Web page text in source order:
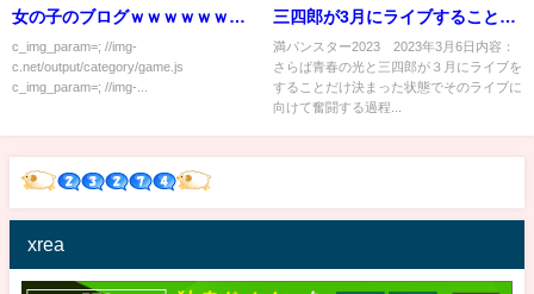
女の子のブログｗｗｗｗｗｗｗ
ｗ
c_img_param=; //img-
c.net/output/category/game.js
c_img_param=; //img-...
三四郎が3月にライブすることだ
け決まっている番組 3月6日
満パンスター2023 2023年3月6日内容：
さらば青春の光と三四郎が３月にライブを
することだけ決まった状態でそのライブに
向けて奮闘する過程...
xrea